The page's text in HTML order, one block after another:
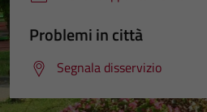
Problemi in città
Segnala disservizio